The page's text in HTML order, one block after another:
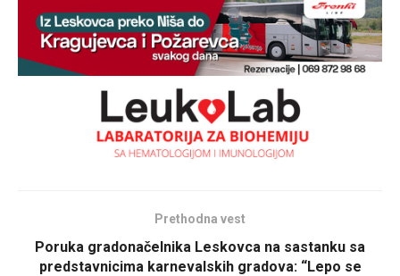
Prethodna vest
Poruka gradonačelnika Leskovca na sastanku sa
predstavnicima karnevalskih gradova: “Lepo se